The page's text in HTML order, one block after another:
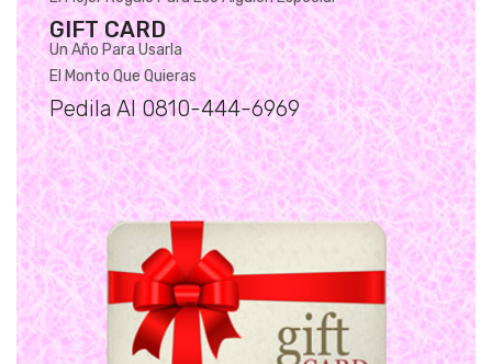
GIFT CARD
Un Año Para Usarla
El Monto Que Quieras
Pedila Al 0810-444-6969